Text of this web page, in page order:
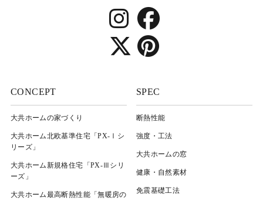
CONCEPT
大共ホームの家づくり
大共ホーム北欧基準住宅「PX-Ⅰシ
リーズ」
大共ホーム新規格住宅「PX-Ⅲシリ
ーズ」
大共ホーム最高断熱性能「無暖房の
SPEC
断熱性能
強度・工法
大共ホームの窓
健康・自然素材
免震基礎工法